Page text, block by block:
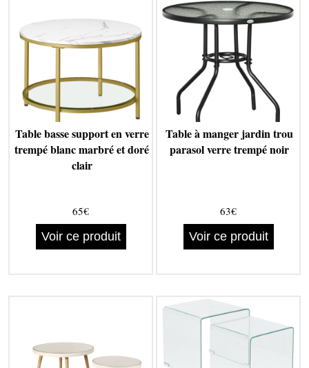
Table basse support en verre
trempé blanc marbré et doré
clair
65€
Voir ce produit
Table à manger jardin trou
parasol verre trempé noir
63€
Voir ce produit